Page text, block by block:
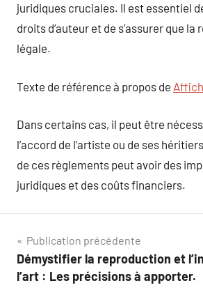
juridiques cruciales. Il est essentiel
droits d’auteur et de s’assurer que
légale.
Texte de référence à propos de
Dans certains cas, il peut être
l’accord de l’artiste ou de ses
de ces règlements peut avoir des
juridiques et des coûts financiers.
Navigation
de
Publication précédente
Démystifier la reproduction et
l’art : Les précisions à apporter.